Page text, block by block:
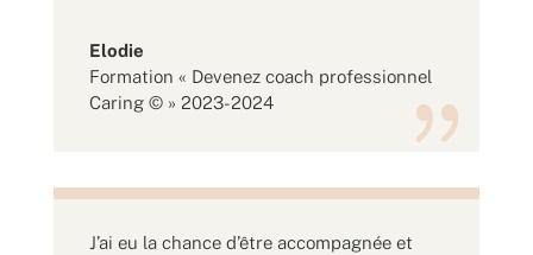
Elodie
Formation « Devenez coach professionnel
Caring © » 2023-2024
J’ai eu la chance d’être accompagnée et